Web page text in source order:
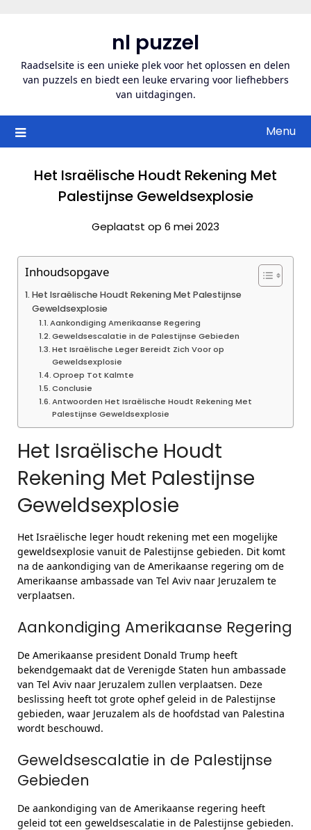
inhoud
nl puzzel
Raadselsite is een unieke plek voor het oplossen en delen
van puzzels en biedt een leuke ervaring voor liefhebbers
van uitdagingen.
Menu
Het Israëlische Houdt Rekening Met
Palestijnse Geweldsexplosie
Geplaatst op 6 mei 2023
Inhoudsopgave
Het Israëlische Houdt Rekening Met Palestijnse
Geweldsexplosie
Aankondiging Amerikaanse Regering
Geweldsescalatie in de Palestijnse Gebieden
Het Israëlische Leger Bereidt Zich Voor op
Geweldsexplosie
Oproep Tot Kalmte
Conclusie
Antwoorden Het Israëlische Houdt Rekening Met
Palestijnse Geweldsexplosie
Het Israëlische Houdt
Rekening Met Palestijnse
Geweldsexplosie
Het Israëlische leger houdt rekening met een mogelijke
geweldsexplosie vanuit de Palestijnse gebieden. Dit komt
na de aankondiging van de Amerikaanse regering om de
Amerikaanse ambassade van Tel Aviv naar Jeruzalem te
verplaatsen.
Aankondiging Amerikaanse Regering
De Amerikaanse president Donald Trump heeft
bekendgemaakt dat de Verenigde Staten hun ambassade
van Tel Aviv naar Jeruzalem zullen verplaatsen. Deze
beslissing heeft tot grote ophef geleid in de Palestijnse
gebieden, waar Jeruzalem als de hoofdstad van Palestina
wordt beschouwd.
Geweldsescalatie in de Palestijnse
Gebieden
De aankondiging van de Amerikaanse regering heeft
geleid tot een geweldsescalatie in de Palestijnse gebieden.